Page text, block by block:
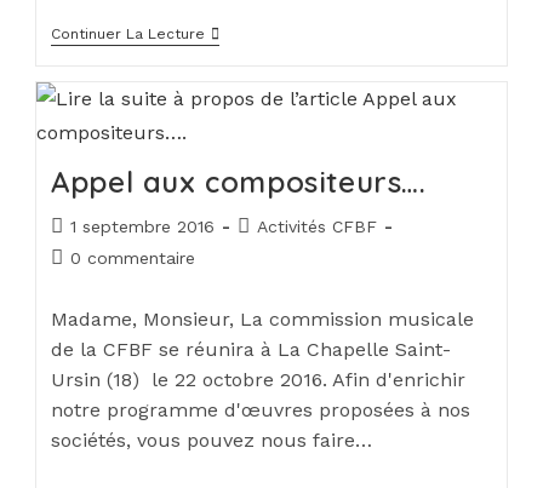
Continuer La Lecture
Appel aux compositeurs….
1 septembre 2016
Activités CFBF
0 commentaire
Madame, Monsieur, La commission musicale
de la CFBF se réunira à La Chapelle Saint-
Ursin (18) le 22 octobre 2016. Afin d'enrichir
notre programme d'œuvres proposées à nos
sociétés, vous pouvez nous faire…